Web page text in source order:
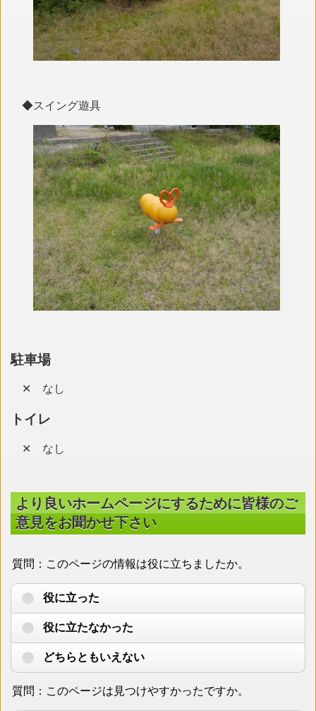
◆スイング遊具
駐車場
✕ なし
トイレ
✕ なし
より良いホームページにするために皆様のご
意見をお聞かせ下さい
質問：このページの情報は役に立ちましたか。
役に立った
役に立たなかった
どちらともいえない
質問：このページは見つけやすかったですか。